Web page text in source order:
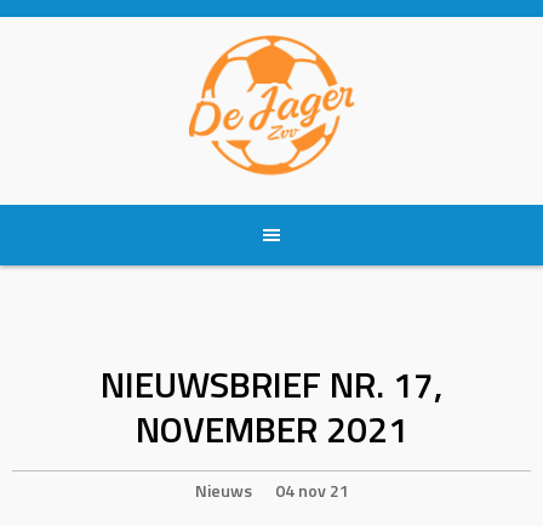
Skip
NIEUWSBRIEF NR. 17,
NOVEMBER 2021
Nieuws 04 nov 21